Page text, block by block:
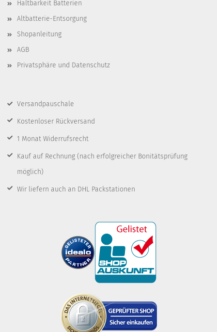
Haltbarkeit Batterien
Altbatterie-Entsorgung
Shopanleitung
AGB
Privatsphäre und Datenschutz
Versandpauschale
Kostenloser Rückversand
1 Monat Widerrufsrecht
Kauf auf Rechnung (nach erfolgreicher Bonitätsprüfung
möglich)
Wir liefern auch an DHL Packstationen